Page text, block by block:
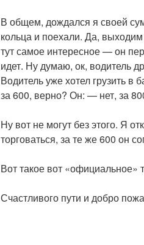
В общем, дождался я своей
кольца и поехали. Да,
тут самое интересное — он
идет. Ну думаю, ок, водитель
Водитель уже хотел грузить
за 600, верно? Он: — нет, за
Ну вот не могут без этого. Я
торговаться, за те же 600 он
Вот такое вот «официальное»
Счастливого пути и добро